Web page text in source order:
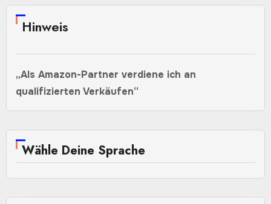
Hinweis
„Als Amazon-Partner verdiene ich an
qualifizierten Verkäufen“
Wähle Deine Sprache